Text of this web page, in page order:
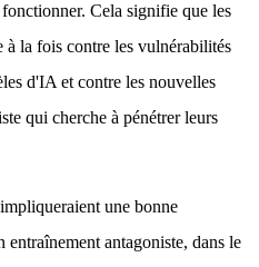
Cela signifie que les
à la fois contre les vulnérabilités
d'IA et contre les nouvelles
qui cherche à pénétrer leurs
une bonne
entraînement antagoniste, dans le